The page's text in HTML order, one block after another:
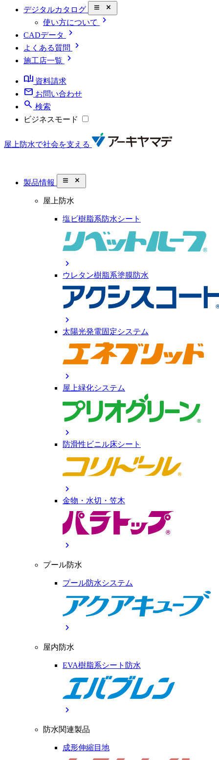
デジタルカタログ close_small
使い方について chevron_right
CADデータ chevron_right
よくある質問 chevron_right
施工店一覧
chevron_right
book_ribbon 資料請求
mail お問い合わせ
search 検索
ビジネスモード
屋上防水で社会を支える
製品情報 close_small
屋上防水
塩ビ樹脂系防水シート
chevron_right
ウレタン樹脂系塗膜防水
chevron_right
太陽光発電固定システム
chevron_right
屋上緑化システム
chevron_right
防滑性ビニル床シート
chevron_right
金物・水切・笠木
chevron_right
プール防水
プール防水システム
chevron_right
屋内防水
EVA樹脂系シート防水
chevron_right
防水関連製品
成形伸縮目地